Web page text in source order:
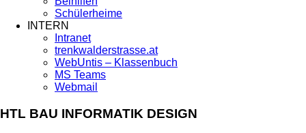
Schülerheime
INTERN
Intranet
trenkwalderstrasse.at
WebUntis – Klassenbuch
MS Teams
Webmail
HTL BAU INFORMATIK DESIGN